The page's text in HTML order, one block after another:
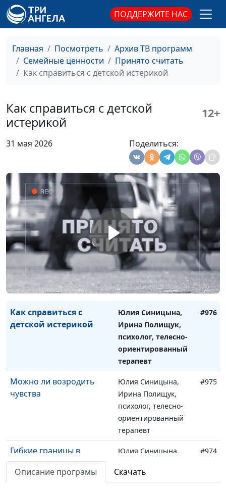
ПОДДЕРЖИТЕ НАС
Главная Посмотреть
Архив ТВ программ
Семейные ценности
Принято считать
Как справиться с детской истерикой
Как справиться с детской
истерикой
12+
31 мая 2026 Поделиться:
терапевт
Ирина Полищук,
психолог, телесно-
ориентированный
Мой ребёнок не такой,
как все
Юлия Синицына,
ориентированный
терапевт
Баланс в отношениях
Юлия Синицына,
Ирина Полищук,
психолог, телесно-
ориентированный
терапевт
#978
Как принимать мудрые
решения
Юлия Синицына,
Ирина Полищук,
психолог, телесно-
ориентированный
терапевт
#977
Как справиться с
детской истерикой
Юлия Синицына,
Ирина Полищук,
психолог, телесно-
ориентированный
терапевт
#976
Можно ли возродить
чувства
Юлия Синицына,
Ирина Полищук,
психолог, телесно-
ориентированный
терапевт
#975
Гибкие границы в
отношениях
Юлия Синицына,
психолог, телесно-
#974
Описание програмы Скачать